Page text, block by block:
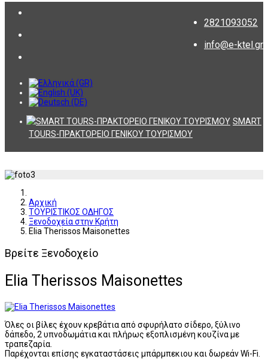
2821093052
info@e-ktel.gr
SMART
TOURS-ΠΡΑΚΤΟΡΕΙΟ ΓΕΝΙΚΟΥ ΤΟΥΡΙΣΜΟΥ
Αρχική
ΤΟΥΡΙΣΤΙΚΟΣ ΟΔΗΓΟΣ
Ξενοδοχεία στην Κρήτη
Elia Therissos Maisonettes
Βρείτε Ξενοδοχείο
Elia Therissos Maisonettes
Όλες οι βίλες έχουν κρεβάτια από σφυρήλατο σίδερο, ξύλινο
δάπεδο, 2 υπνοδωμάτια και πλήρως εξοπλισμένη κουζίνα με
τραπεζαρία.
Παρέχονται επίσης εγκαταστάσεις μπάρμπεκιου και δωρεάν Wi-Fi.